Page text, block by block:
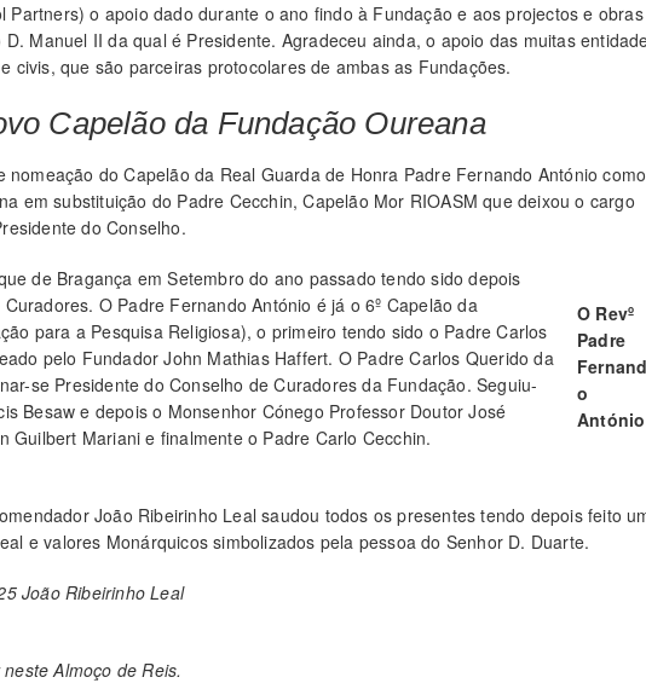
Partners) o apoio dado durante o ano findo à Fundação e aos projectos e obras
Manuel II da qual é Presidente. Agradeceu ainda, o apoio das muitas
civis, que são parceiras protocolares de ambas as Fundações.
Capelão da Fundação Oureana
nomeação do Capelão da Real Guarda de Honra Padre Fernando António como
em substituição do Padre Cecchin, Capelão Mor RIOASM que deixou o cargo
do Conselho.
O Revº
Padre
o
António
de Bragança em Setembro do ano passado tendo sido depois
O Padre Fernando António é já o 6º Capelão da
para a Pesquisa Religiosa), o primeiro tendo sido o Padre Carlos
pelo Fundador John Mathias Haffert. O Padre Carlos Querido da
se Presidente do Conselho de Curadores da Fundação. Seguiu-
Besaw e depois o Monsenhor Cónego Professor Doutor José
Guilbert Mariani e finalmente o Padre Carlo Cecchin.
João Ribeirinho Leal saudou todos os presentes tendo depois feito
e valores Monárquicos simbolizados pela pessoa do Senhor D. Duarte.
João Ribeirinho Leal
Almoço de Reis.